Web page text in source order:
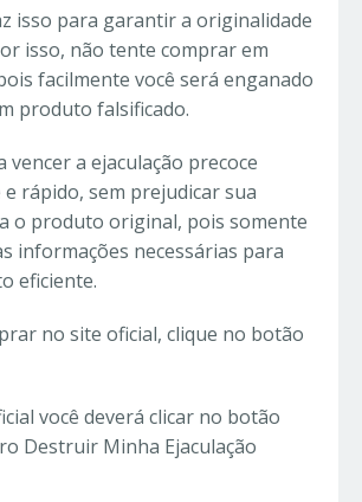
isso para garantir a originalidade
isso, não tente comprar em
facilmente você será enganado
produto falsificado.
vencer a ejaculação precoce
rápido, sem prejudicar sua
o produto original, pois somente
informações necessárias para
eficiente.
no site oficial, clique no botão
você deverá clicar no botão
Destruir Minha Ejaculação